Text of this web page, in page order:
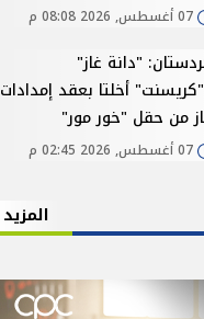
07 أغسطس, 2026 08:08 م
"دانة غاز"
أخلتا بعقد إمدادات
من حقل "خور مور"
07 أغسطس, 2026 02:45 م
المزيد